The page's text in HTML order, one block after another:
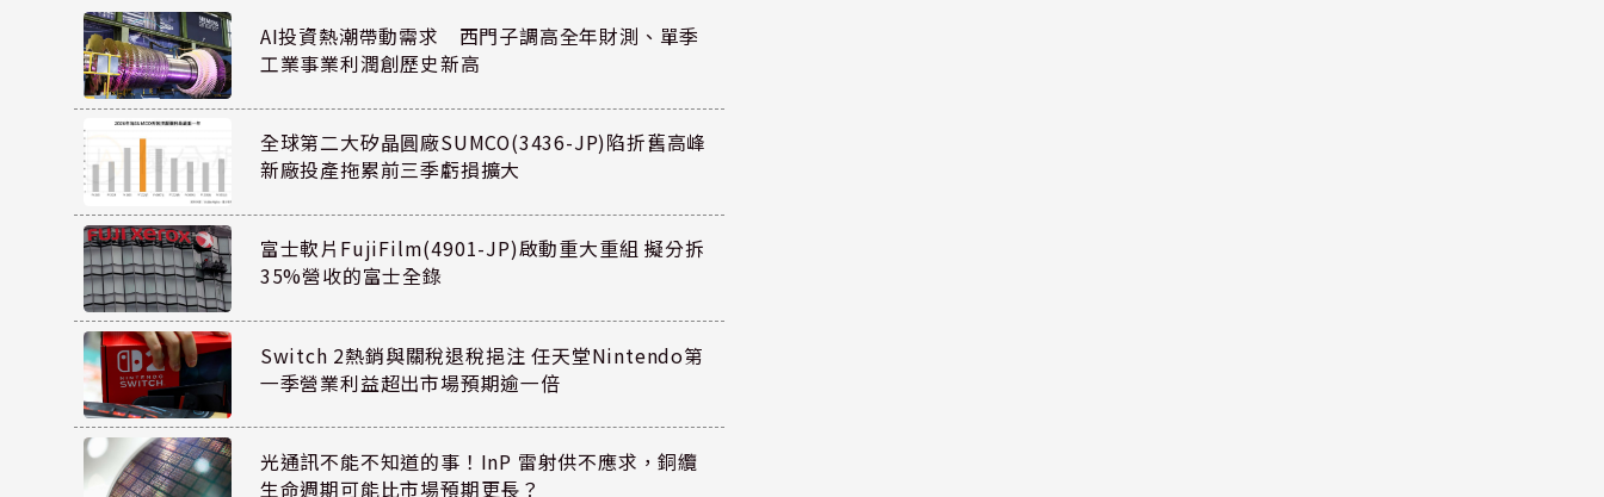
AI投資熱潮帶動需求 西門子調高全年財測、單季
工業事業利潤創歷史新高
全球第二大矽晶圓廠SUMCO(3436-JP)陷折舊高峰
新廠投產拖累前三季虧損擴大
富士軟片FujiFilm(4901-JP)啟動重大重組 擬分拆
35%營收的富士全錄
Switch 2熱銷與關稅退稅挹注 任天堂Nintendo第
一季營業利益超出市場預期逾一倍
光通訊不能不知道的事！InP 雷射供不應求，銅纜
生命週期可能比市場預期更長？